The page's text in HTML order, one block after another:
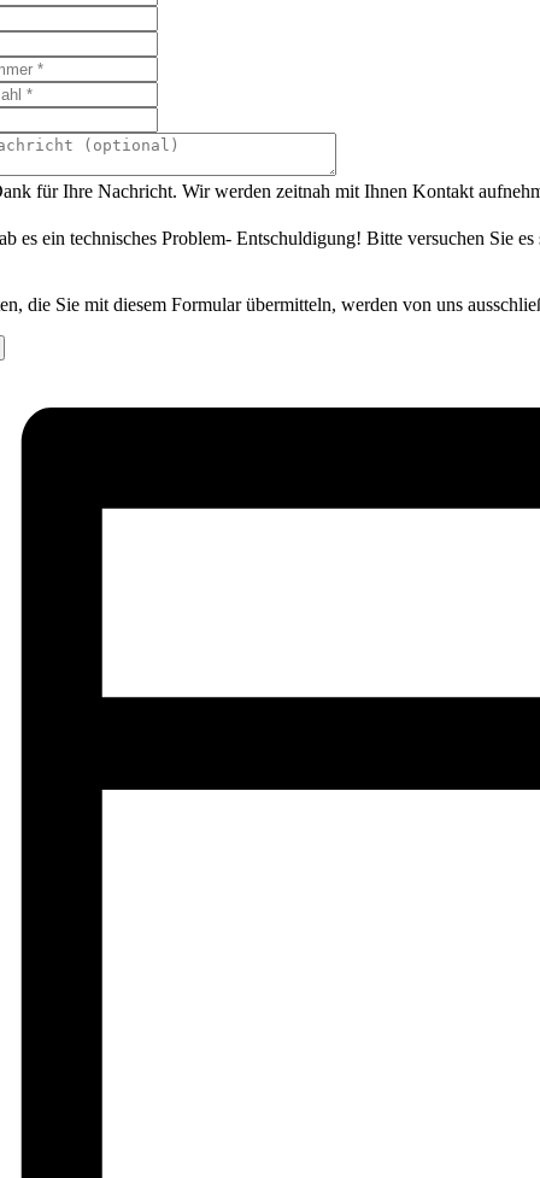
für Ihre Nachricht. Wir werden zeitnah mit Ihnen Kontakt
es ein technisches Problem- Entschuldigung! Bitte versuchen Sie
die Sie mit diesem Formular übermitteln, werden von uns